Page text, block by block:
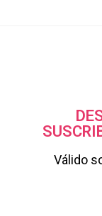
Válido